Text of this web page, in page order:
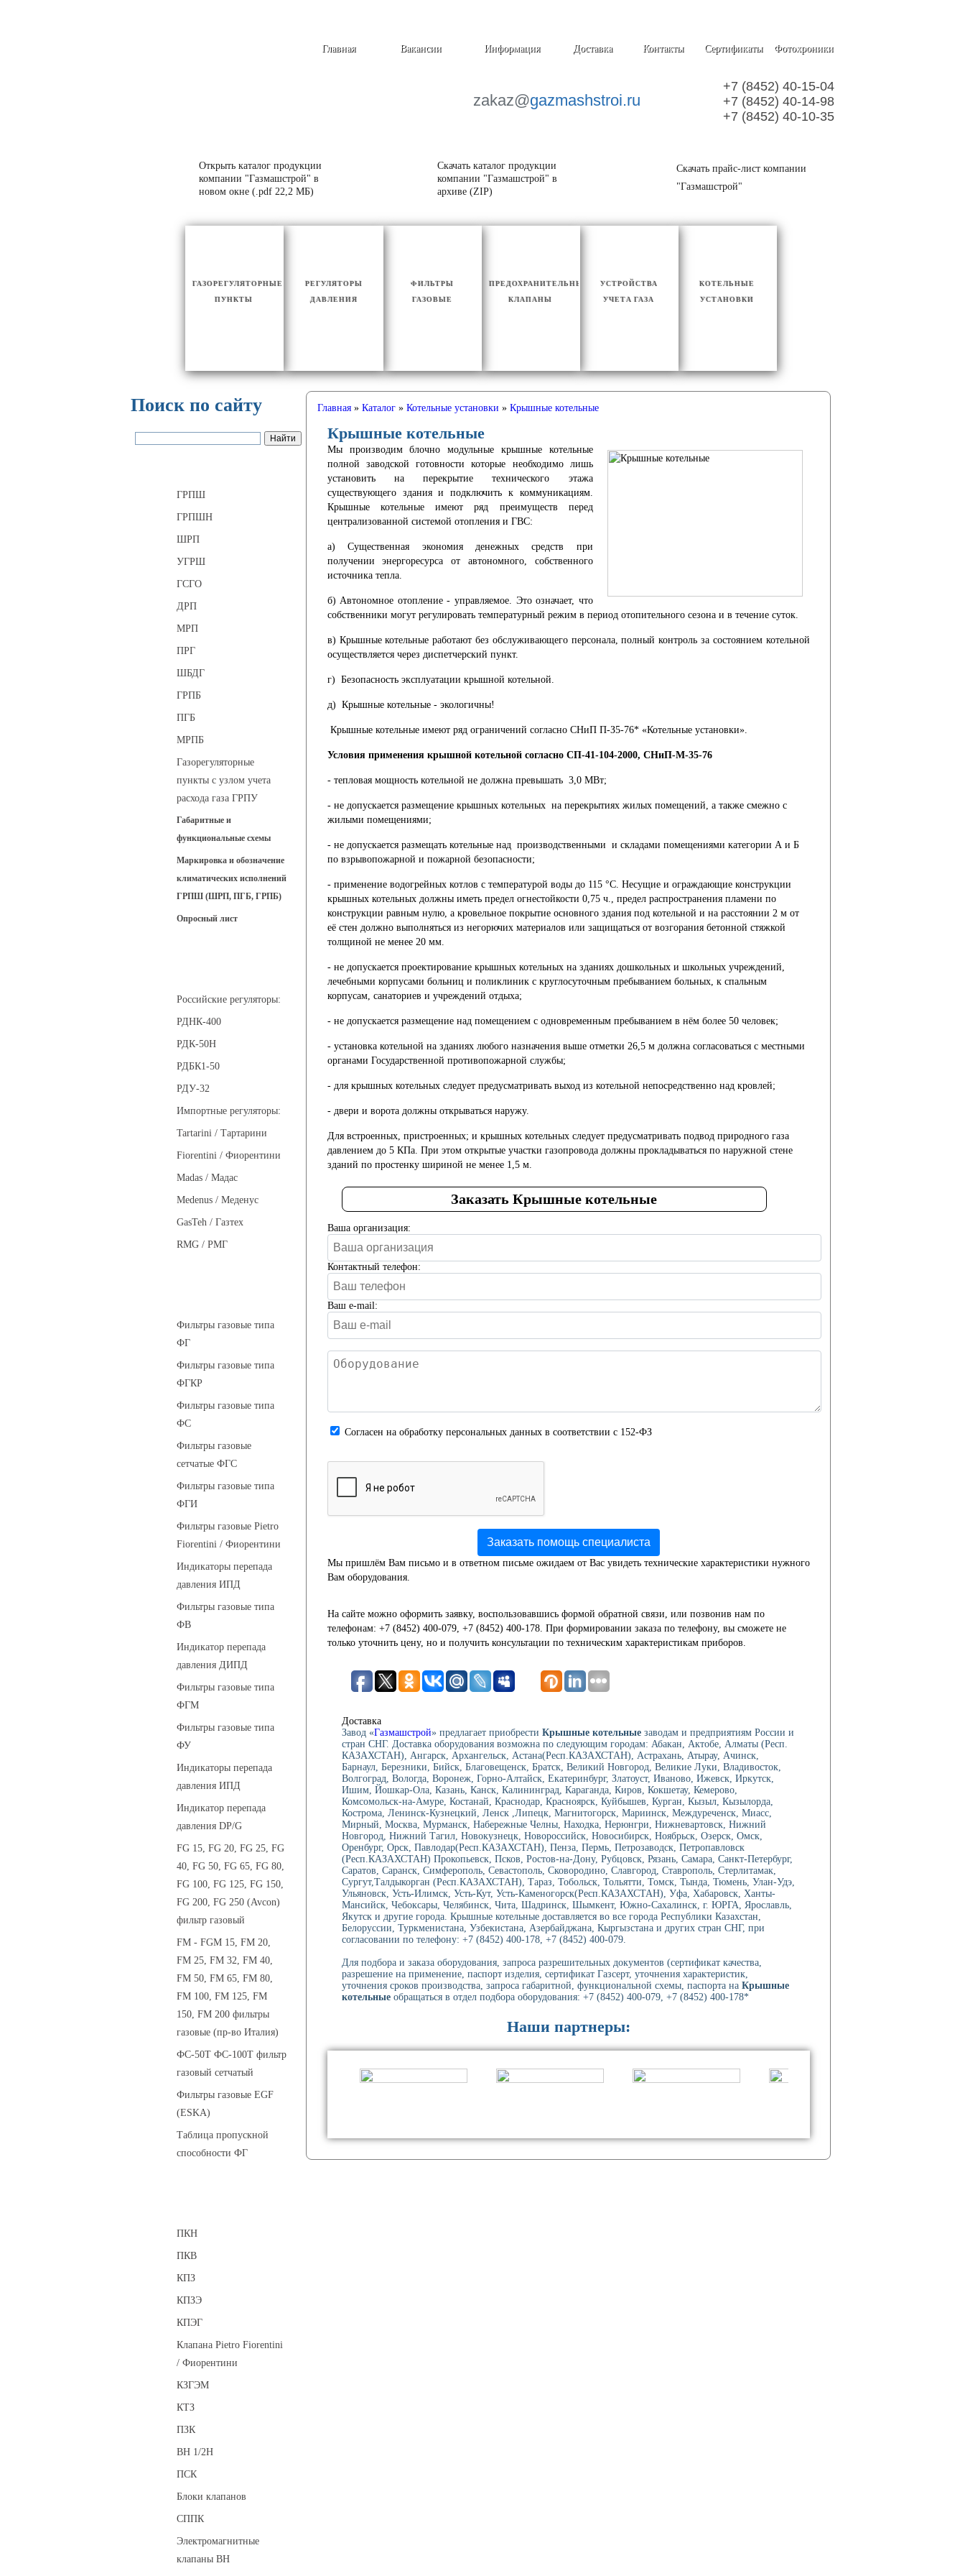
Фотохроники
Сертификаты
Контакты
Доставка
Информация
Вакансии
Главная
zakaz@gazmashstroi.ru
+7 (8452) 40-15-04
+7 (8452) 40-14-98
+7 (8452) 40-10-35
Открыть каталог продукции
компании "Газмашстрой" в
новом окне (.pdf 22,2 МБ)
Скачать каталог продукции
компании "Газмашстрой" в
архиве (ZIP)
Скачать прайс-лист компании
"Газмашстрой"
КОТЕЛЬНЫЕ
УСТАНОВКИ
УСТРОЙСТВА
УЧЕТА ГАЗА
ПРЕДОХРАНИТЕЛЬНЫЕ
КЛАПАНЫ
ФИЛЬТРЫ
ГАЗОВЫЕ
РЕГУЛЯТОРЫ
ДАВЛЕНИЯ
ГАЗОРЕГУЛЯТОРНЫЕ
ПУНКТЫ
Поиск по сайту
ГРПШ
ГРПШН
ШРП
УГРШ
ГСГО
ДРП
МРП
ПРГ
ШБДГ
ГРПБ
ПГБ
МРПБ
Газорегуляторные
пункты с узлом учета
расхода газа ГРПУ
Габаритные и
функциональные схемы
Маркировка и обозначение
климатических исполнений
ГРПШ (ШРП, ПГБ, ГРПБ)
Опросный лист
Российские регуляторы:
РДНК-400
РДК-50Н
РДБК1-50
РДУ-32
Импортные регуляторы:
Tartarini / Тартарини
Fiorentini / Фиорентини
Madas / Мадас
Medenus / Меденус
GasTeh / Газтех
RMG / РМГ
Фильтры газовые типа
ФГ
Фильтры газовые типа
ФГКР
Фильтры газовые типа
ФС
Фильтры газовые
сетчатые ФГС
Фильтры газовые типа
ФГИ
Фильтры газовые Pietro
Fiorentini / Фиорентини
Индикаторы перепада
давления ИПД
Фильтры газовые типа
ФВ
Индикатор перепада
давления ДИПД
Фильтры газовые типа
ФГМ
Фильтры газовые типа
ФУ
Индикаторы перепада
давления ИПД
Индикатор перепада
давления DP/G
FG 15, FG 20, FG 25, FG
40, FG 50, FG 65, FG 80,
FG 100, FG 125, FG 150,
FG 200, FG 250 (Avcon)
фильтр газовый
FM - FGM 15, FM 20,
FM 25, FM 32, FM 40,
FM 50, FM 65, FM 80,
FM 100, FM 125, FM
150, FM 200 фильтры
газовые (пр-во Италия)
ФС-50Т ФС-100Т фильтр
газовый сетчатый
Фильтры газовые EGF
(ESKA)
Таблица пропускной
способности ФГ
ПКН
ПКВ
КПЗ
КПЗЭ
КПЭГ
Клапана Pietro Fiorentini
/ Фиорентини
КЗГЭМ
КТЗ
ПЗК
ВН 1/2Н
ПСК
Блоки клапанов
СППК
Электромагнитные
клапаны ВН
Главная» Каталог» Котельные установки » Крышные котельные
Крышные котельные
Мы производим блочно модульные крышные котельные
полной заводской готовности которые необходимо лишь
установить на перекрытие технического этажа
существующего здания и подключить к коммуникациям.
Крышные котельные имеют ряд преимуществ перед
централизованной системой отопления и ГВС:
а) Существенная экономия денежных средств при
получении энергоресурса от автономного, собственного
источника тепла.
б) Автономное отопление - управляемое. Это означает, что
собственники могут регулировать температурный режим в период отопительного сезона и в течение суток.
в) Крышные котельные работают без обслуживающего персонала, полный контроль за состоянием котельной
осуществляется через диспетчерский пункт.
г) Безопасность эксплуатации крышной котельной.
д) Крышные котельные - экологичны!
Крышные котельные имеют ряд ограничений согласно СНиП П-З5-76* «Котельные установки».
Условия применения крышной котельной согласно СП-41-104-2000, СНиП-М-35-76
- тепловая мощность котельной не должна превышать 3,0 МВт;
- не допускается размещение крышных котельных на перекрытиях жилых помещений, а также смежно с
жилыми помещениями;
- не допускается размещать котельные над производственными и складами помещениями категории А и Б
по взрывопожарной и пожарной безопасности;
- применение водогрейных котлов с температурой воды до 115 °С. Несущие и ограждающие конструкции
крышных котельных должны иметь предел огнестойкости 0,75 ч., предел распространения пламени по
конструкции равным нулю, а кровельное покрытие основного здания под котельной и на расстоянии 2 м от
её стен должно выполняться из негорючих материалов или защищаться от возгорания бетонной стяжкой
толщиной не менее 20 мм.
- не допускается проектирование крышных котельных на зданиях дошкольных и школьных учреждений,
лечебными корпусами больниц и поликлиник с круглосуточным пребыванием больных, к спальным
корпусам, санаториев и учреждений отдыха;
- не допускается размещение над помещением с одновременным пребыванием в нём более 50 человек;
- установка котельной на зданиях любого назначения выше отметки 26,5 м должна согласоваться с местными
органами Государственной противопожарной службы;
- для крышных котельных следует предусматривать выход из котельной непосредственно над кровлей;
- двери и ворота должны открываться наружу.
Для встроенных, пристроенных; и крышных котельных следует предусматривать подвод природного газа
давлением до 5 КПа. При этом открытые участки газопровода должны прокладываться по наружной стене
зданий по простенку шириной не менее 1,5 м.
Заказать Крышные котельные
Ваша организация:
Контактный телефон:
Ваш e-mail:
Cогласен на обработку персональных данных в соответствии с 152-ФЗ
Заказать помощь специалиста
Мы пришлём Вам письмо и в ответном письме ожидаем от Вас увидеть технические характеристики нужного
Вам оборудования.
На сайте можно оформить заявку, воспользовавшись формой обратной связи, или позвонив нам по
телефонам: +7 (8452) 400-079, +7 (8452) 400-178. При формировании заказа по телефону, вы сможете не
только уточнить цену, но и получить консультации по техническим характеристикам приборов.
Доставка
Завод «Газмашстрой» предлагает приобрести Крышные котельныезаводам и предприятиям России и
стран СНГ. Доставка оборудования возможна по следующим городам: Абакан, Актобе, Алматы (Респ.
КАЗАХСТАН), Ангарск, Архангельск, Астана(Респ.КАЗАХСТАН), Астрахань, Атырау, Ачинск,
Барнаул, Березники, Бийск, Благовещенск, Братск, Великий Новгород, Великие Луки, Владивосток,
Волгоград, Вологда, Воронеж, Горно-Алтайск, Екатеринбург, Златоуст, Иваново, Ижевск, Иркутск,
Ишим, Йошкар-Ола, Казань, Канск, Калининград, Караганда, Киров, Кокшетау, Кемерово,
Комсомольск-на-Амуре, Костанай, Краснодар, Красноярск, Куйбышев, Курган, Кызыл, Кызылорда,
Кострома, Ленинск-Кузнецкий, Ленск ,Липецк, Магнитогорск, Мариинск, Междуреченск, Миасс,
Мирный, Москва, Мурманск, Набережные Челны, Находка, Нерюнгри, Нижневартовск, Нижний
Новгород, Нижний Тагил, Новокузнецк, Новороссийск, Новосибирск, Ноябрьск, Озерск, Омск,
Оренбург, Орск, Павлодар(Респ.КАЗАХСТАН), Пенза, Пермь, Петрозаводск, Петропавловск
(Респ.КАЗАХСТАН) Прокопьевск, Псков, Ростов-на-Дону, Рубцовск, Рязань, Самара, Санкт-Петербург,
Саратов, Саранск, Симферополь, Севастополь, Сковородино, Славгород, Ставрополь, Стерлитамак,
Сургут,Талдыкорган (Респ.КАЗАХСТАН), Тараз, Тобольск, Тольятти, Томск, Тында, Тюмень, Улан-Удэ,
Ульяновск, Усть-Илимск, Усть-Кут, Усть-Каменогорск(Респ.КАЗАХСТАН), Уфа, Хабаровск, Ханты-
Мансийск, Чебоксары, Челябинск, Чита, Шадринск, Шымкент, Южно-Сахалинск, г. ЮРГА, Ярославль,
Якутск и другие города. Крышные котельные доставляется во все города Республики Казахстан,
Белоруссии, Туркменистана, Узбекистана, Азербайджана, Кыргызстана и других стран СНГ, при
согласовании по телефону: +7 (8452) 400-178, +7 (8452) 400-079.
Для подбора и заказа оборудования, запроса разрешительных документов (сертификат качества,
разрешение на применение, паспорт изделия, сертификат Газсерт, уточнения характеристик,
уточнения сроков производства, запроса габаритной, функциональной схемы, паспорта на Крышные
котельныеобращаться в отдел подбора оборудования: +7 (8452) 400-079, +7 (8452) 400-178*
Наши партнеры: